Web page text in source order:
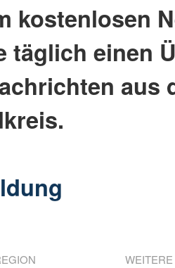
kostenlosen
täglich einen
aus